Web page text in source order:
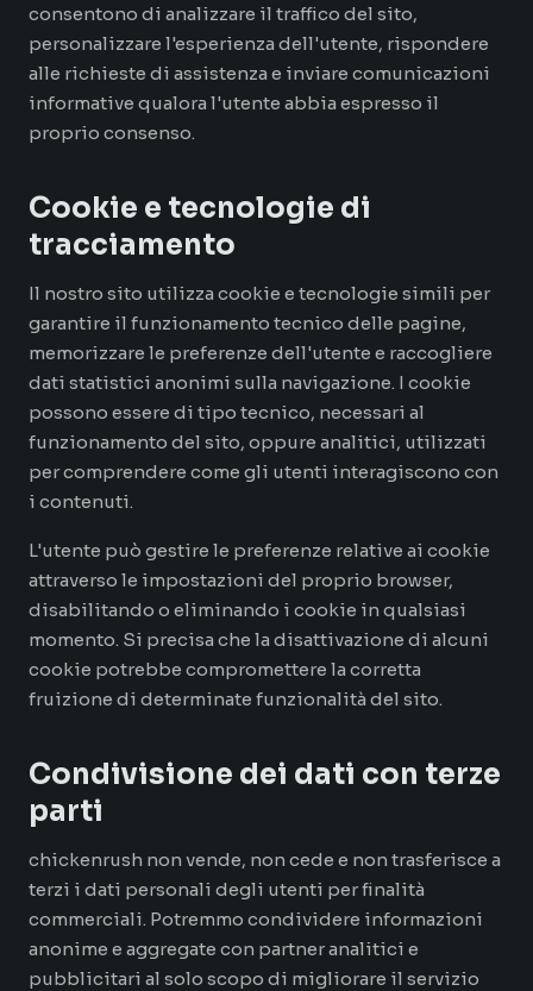
consentono di analizzare il traffico del sito,
personalizzare l'esperienza dell'utente, rispondere
alle richieste di assistenza e inviare comunicazioni
informative qualora l'utente abbia espresso il
proprio consenso.
Cookie e tecnologie di
tracciamento
Il nostro sito utilizza cookie e tecnologie simili per
garantire il funzionamento tecnico delle pagine,
memorizzare le preferenze dell'utente e raccogliere
dati statistici anonimi sulla navigazione. I cookie
possono essere di tipo tecnico, necessari al
funzionamento del sito, oppure analitici, utilizzati
per comprendere come gli utenti interagiscono con
i contenuti.
L'utente può gestire le preferenze relative ai cookie
attraverso le impostazioni del proprio browser,
disabilitando o eliminando i cookie in qualsiasi
momento. Si precisa che la disattivazione di alcuni
cookie potrebbe compromettere la corretta
fruizione di determinate funzionalità del sito.
Condivisione dei dati con terze
parti
chickenrush non vende, non cede e non trasferisce a
terzi i dati personali degli utenti per finalità
commerciali. Potremmo condividere informazioni
anonime e aggregate con partner analitici e
pubblicitari al solo scopo di migliorare il servizio